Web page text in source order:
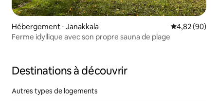
Hébergement ⋅ Janakkala Évaluation
4,82 (90)
Ferme idyllique avec son propre sauna de plage
Destinations à découvrir
Autres types de logements